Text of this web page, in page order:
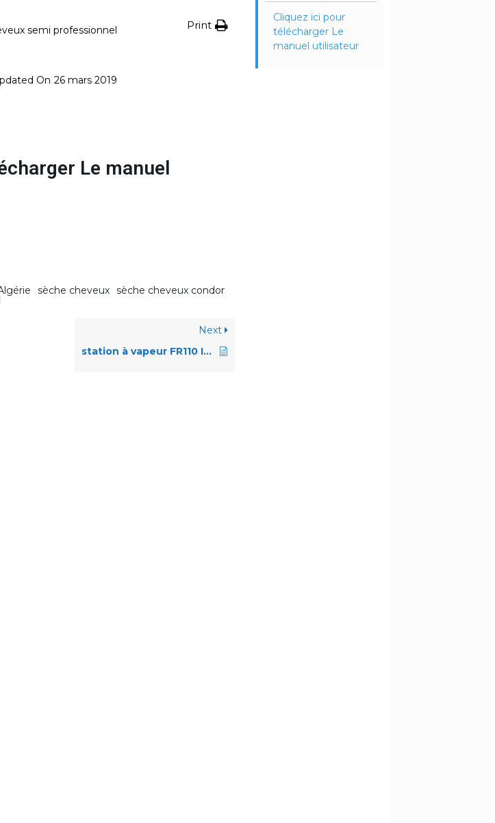
semi professionnel
Print
On 26 mars 2019
Le manuel
sèche cheveux sèche cheveux condor
Next
station à vapeur FR110 IRON
Cliquez ici pour
télécharger Le
manuel utilisateur